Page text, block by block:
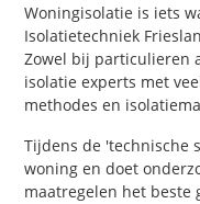
Woningisolatie is iets
Isolatietechniek
Zowel bij particulieren
isolatie experts met
methodes en
Tijdens de 'technische
woning en doet
maatregelen het beste